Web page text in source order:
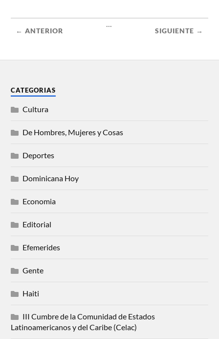
← ANTERIOR
...
SIGUIENTE →
CATEGORIAS
Cultura
De Hombres, Mujeres y Cosas
Deportes
Dominicana Hoy
Economia
Editorial
Efemerides
Gente
Haiti
III Cumbre de la Comunidad de Estados
Latinoamericanos y del Caribe (Celac)